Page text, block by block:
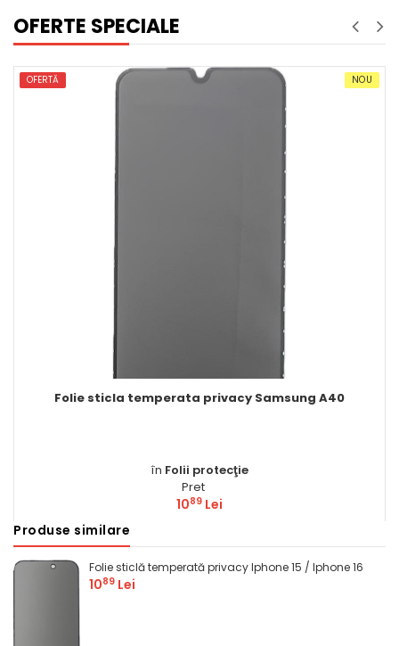
OFERTE SPECIALE
NOU
sticla temperata privacy Samsung A40
Folii protecţie
Comandă
OFERTĂ
Produse similare
Folie sticlă temperată privacy Iphone 15 / Iphone 16
1089 Lei